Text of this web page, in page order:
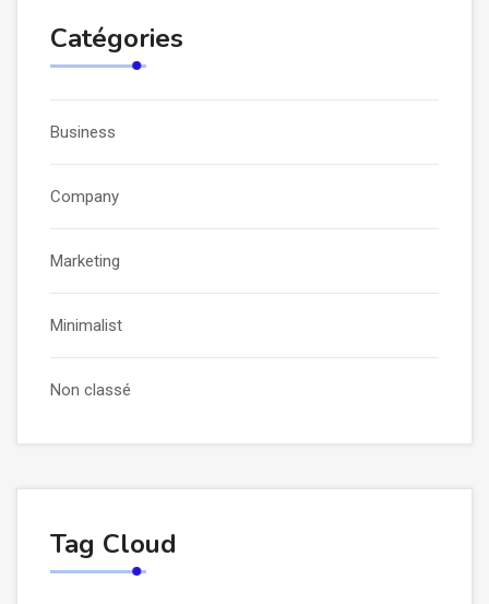
Catégories
Business
Company
Marketing
Minimalist
Non classé
Tag Cloud